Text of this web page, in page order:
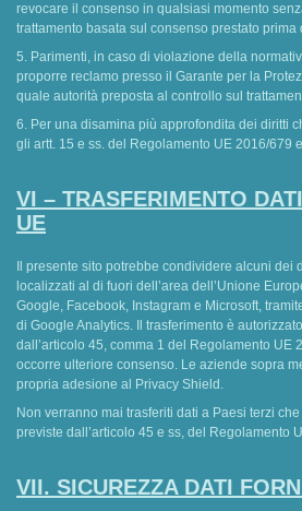
revocare il consenso in qualsiasi momento
trattamento basata sul consenso prestato prima
5. Parimenti, in caso di violazione della
proporre reclamo presso il Garante per la
quale autorità preposta al controllo sul
6. Per una disamina più approfondita dei diritti
gli artt. 15 e ss. del Regolamento UE 2016/679
VI – TRASFERIMENTO
UE
Il presente sito potrebbe condividere alcuni dei
localizzati al di fuori dell’area dell’Unione
Google, Facebook, Instagram e Microsoft,
di Google Analytics. Il trasferimento è
dall’articolo 45, comma 1 del Regolamento UE
occorre ulteriore consenso. Le aziende sopra
propria adesione al Privacy Shield.
Non verranno mai trasferiti dati a Paesi terzi
previste dall’articolo 45 e ss, del Regolamento
VII. SICUREZZA DATI